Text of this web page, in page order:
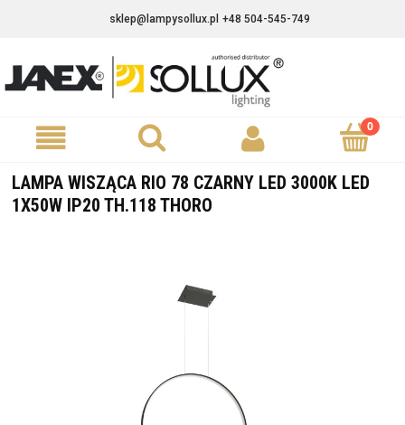
sklep@lampysollux.pl +48 504-545-749
LAMPA WISZĄCA RIO 78 CZARNY LED 3000K LED
1X50W IP20 TH.118 THORO